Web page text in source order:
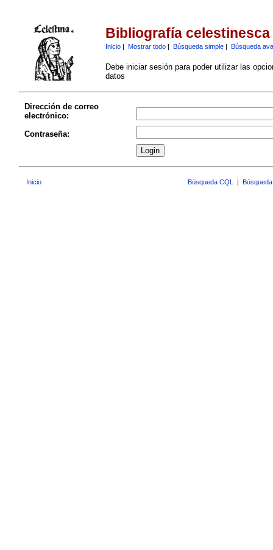
Bibliografía celestinesca
Inicio| Mostrar todo| Búsqueda simple| Búsqueda
Debe iniciar sesión para poder utilizar las
datos
Dirección de correo
electrónico:
Contraseña:
Inicio Búsqueda CQL |